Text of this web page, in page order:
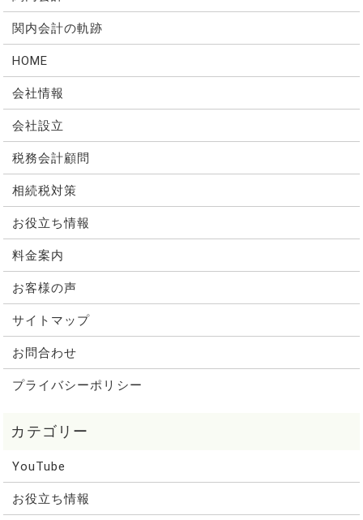
関内会計の軌跡
HOME
会社情報
会社設立
税務会計顧問
相続税対策
お役立ち情報
料金案内
お客様の声
サイトマップ
お問合わせ
プライバシーポリシー
YouTube
お役立ち情報